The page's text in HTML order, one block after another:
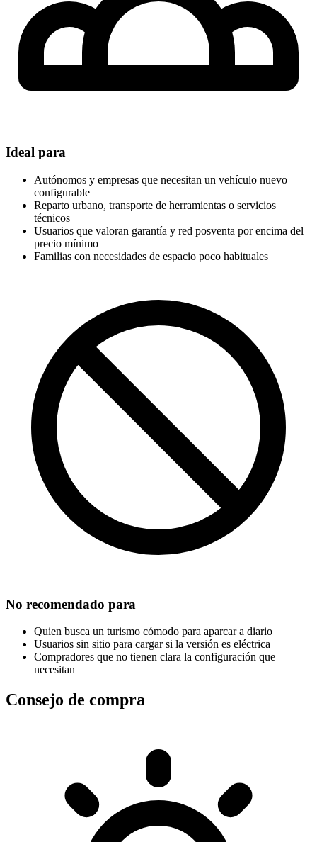
Ideal para
Autónomos y empresas que necesitan un vehículo nuevo
configurable
Reparto urbano, transporte de herramientas o servicios
técnicos
Usuarios que valoran garantía y red posventa por encima del
precio mínimo
Familias con necesidades de espacio poco habituales
No recomendado para
Quien busca un turismo cómodo para aparcar a diario
Usuarios sin sitio para cargar si la versión es eléctrica
Compradores que no tienen clara la configuración que
necesitan
Consejo de compra